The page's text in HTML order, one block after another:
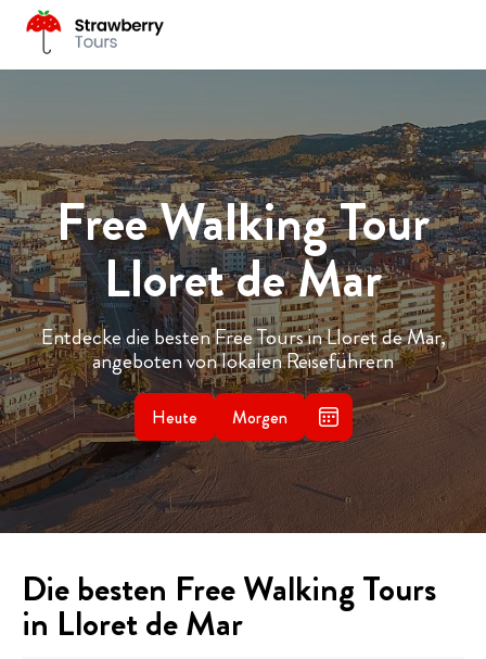
Free Walking Tour
Lloret de Mar
Entdecke die besten Free Tours in Lloret de Mar,
angeboten von lokalen Reiseführern
Heute Morgen
Die besten Free Walking Tours
in Lloret de Mar